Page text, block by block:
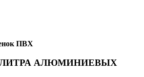
ПВХ
АЛЮМИНИЕВЫХ